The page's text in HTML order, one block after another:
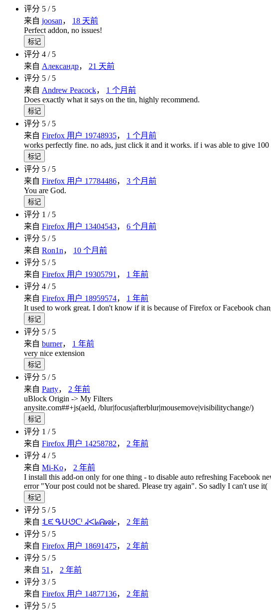
评分 5 / 5
来自 joosan， 18 天前
Perfect addon, no issues!
标记
评分 4 / 5
来自 Александр， 21 天前
评分 5 / 5
来自 Andrew Peacock， 1 个月前
Does exactly what it says on the tin, highly recommend.
标记
评分 5 / 5
来自 Firefox 用户 19748935， 1 个月前
works perfectly fine. no ads, just click it and it works. if i was able to give 100
标记
评分 5 / 5
来自 Firefox 用户 17784486， 3 个月前
You are God.
标记
评分 1 / 5
来自 Firefox 用户 13404543， 6 个月前
评分 5 / 5
来自 Ron1n， 10 个月前
评分 5 / 5
来自 Firefox 用户 19305791 ， 1 年前
评分 4 / 5
来自 Firefox 用户 18959574， 1 年前
It used to work great. I don't know if it is because of Firefox or Facebook
标记
评分 5 / 5
来自 burner， 1 年前
very nice extension
标记
评分 5 / 5
来自 Party， 2 年前
uBlock Origin -> My Filters
anysite.com##+js(aeld, /blur|focus|afterblur|mousemove|visibilitychange/)
标记
评分 1 / 5
来自 Firefox 用户 14258782， 2 年前
评分 4 / 5
来自 Mi-Ko， 2 年前
I install this add-on only for one thing - to disable auto refreshing Facebook
error "Your post could not be shared. Please try again". So sadly I can't use it(
标记
评分 5 / 5
来自 ᒺᙓ ᕴᑘᘎᑪ ᖽᐸᖺᕱᘘᗁ， 2 年前
评分 5 / 5
来自 Firefox 用户 18691475， 2 年前
评分 5 / 5
来自 51 ， 2 年前
评分 3 / 5
来自 Firefox 用户 14877136， 2 年前
评分 5 / 5